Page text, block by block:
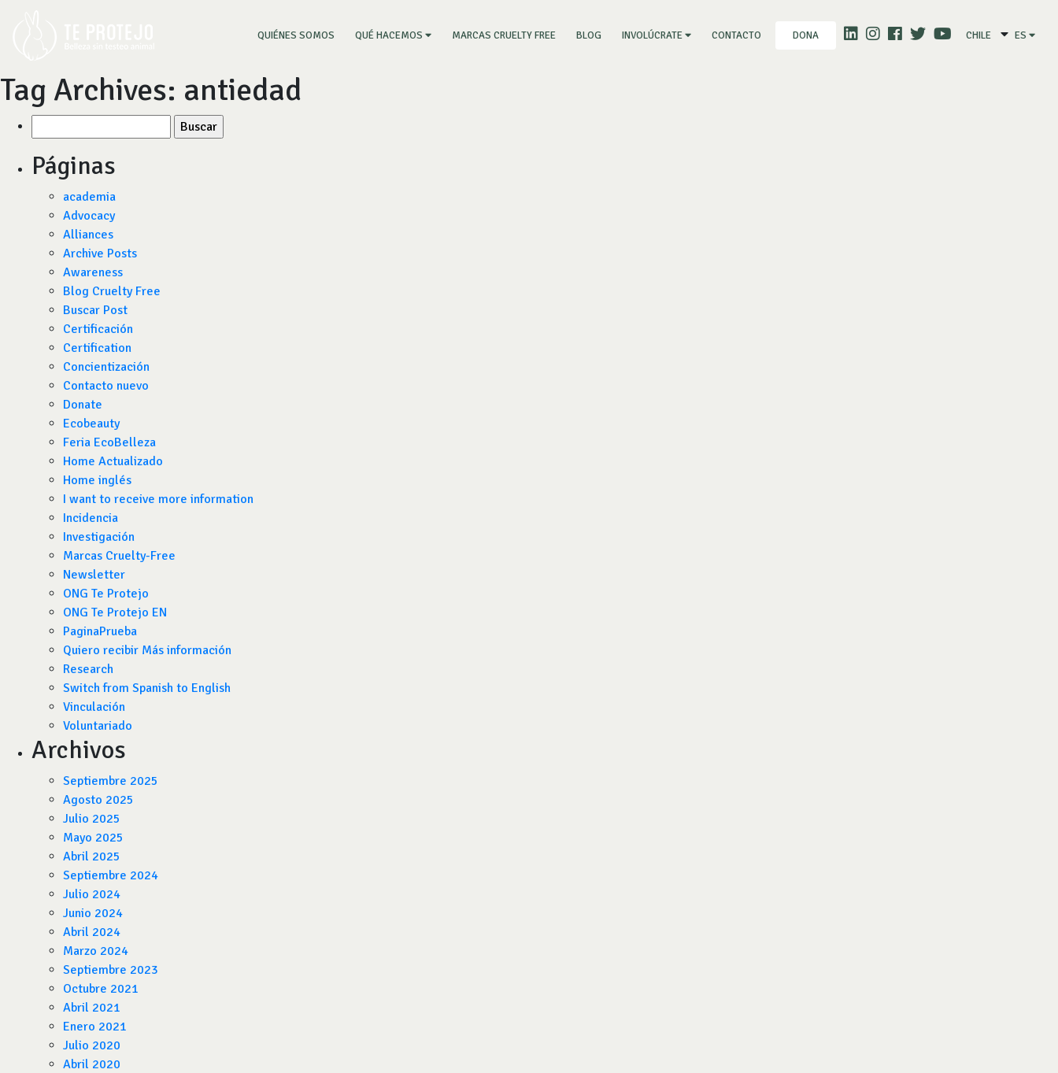
QUIÉNES SOMOS (CURRENT)
QUÉ HACEMOS MARCAS CRUELTY FREE BLOG INVOLÚCRATE CONTACTO DONA CHILE ES
Tag Archives: antiedad
por:
Páginas
academia
Advocacy
Alliances
Archive Posts
Awareness
Blog Cruelty Free
Buscar Post
Certificación
Certification
Concientización
Contacto nuevo
Donate
Ecobeauty
Feria EcoBelleza
Home Actualizado
Home inglés
I want to receive more information
Incidencia
Investigación
Marcas Cruelty-Free
Newsletter
ONG Te Protejo
ONG Te Protejo EN
PaginaPrueba
Quiero recibir Más información
Research
Switch from Spanish to English
Vinculación
Voluntariado
Archivos
Septiembre 2025
Agosto 2025
Julio 2025
Mayo 2025
Abril 2025
Septiembre 2024
Julio 2024
Junio 2024
Abril 2024
Marzo 2024
Septiembre 2023
Octubre 2021
Abril 2021
Enero 2021
Julio 2020
Abril 2020